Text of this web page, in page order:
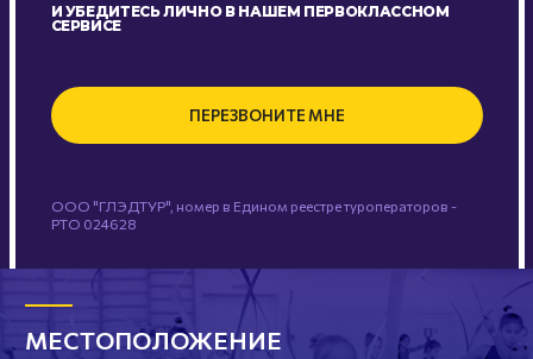
И УБЕДИТЕСЬ ЛИЧНО В НАШЕМ ПЕРВОКЛАССНОМ
СЕРВИСЕ
ПЕРЕЗВОНИТЕ МНЕ
ООО "ГЛЭДТУР", номер в Едином реестре туроператоров -
РТО 024628
МЕСТОПОЛОЖЕНИЕ